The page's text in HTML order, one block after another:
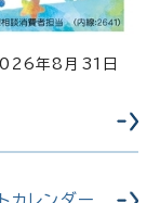
年8月31日